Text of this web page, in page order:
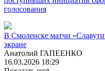
голосования
В Смоленске матчи
экране
Анатолий ГАПЕЕНКО
16.03.2026 18:29